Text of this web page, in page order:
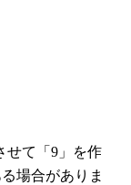
せて「9」を作
場合がありま